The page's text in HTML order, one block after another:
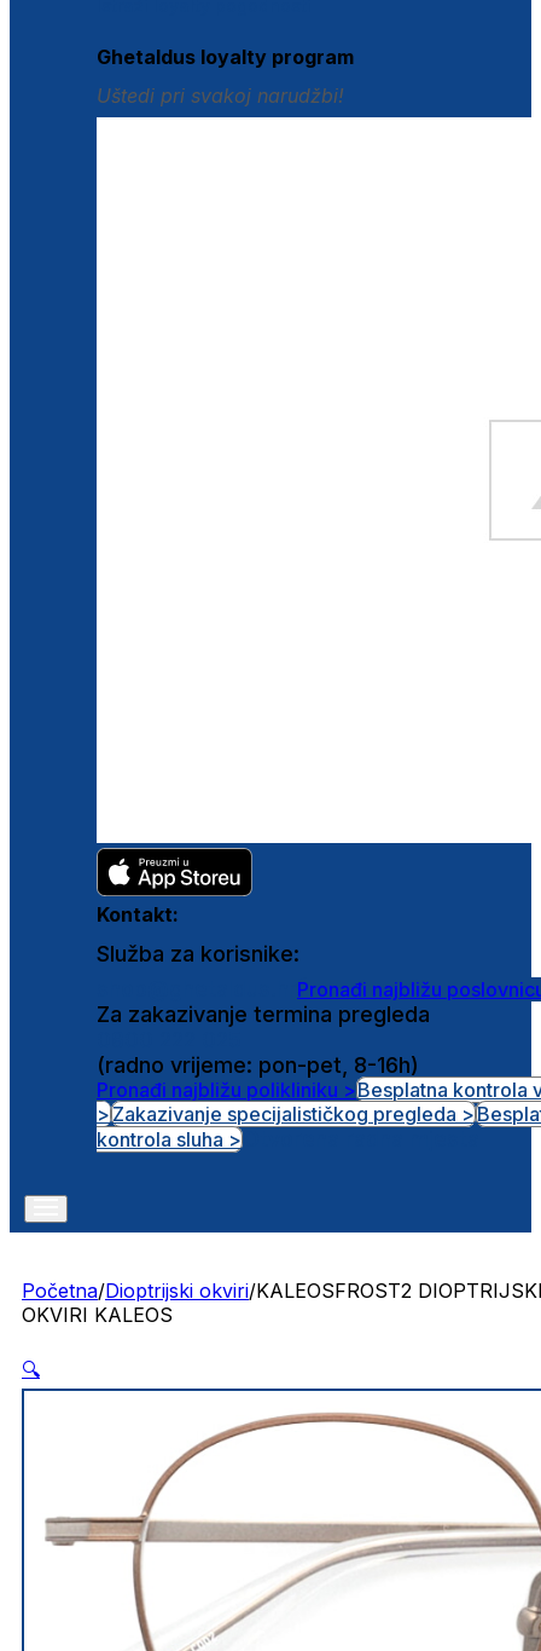
Ghetaldus loyalty program
Uštedi pri svakoj narudžbi!
Kontakt:
Služba za korisnike:
Pronađi najbližu
Za zakazivanje termina pregleda
(radno vrijeme: pon-pet, 8-16h)
Pronađi najbližu polikliniku >Besplatna kontrola
>Zakazivanje specijalističkog pregleda >
kontrola sluha >
Početna/Dioptrijski okviri/KALEOSFROST2
OKVIRI KALEOS
🔍